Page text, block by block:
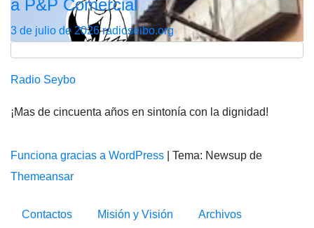
a P&P Comercial
3 de julio de 2026radioseibo.org
Radio Seybo
¡Mas de cincuenta años en sintonía con la dignidad!
Funciona gracias a WordPress
Tema: Newsup de
Themeansar
Contactos Misión y Visión Archivos